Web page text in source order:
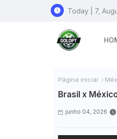
Today | 7,
Página inicial
Brasil x
junho 04, 2026